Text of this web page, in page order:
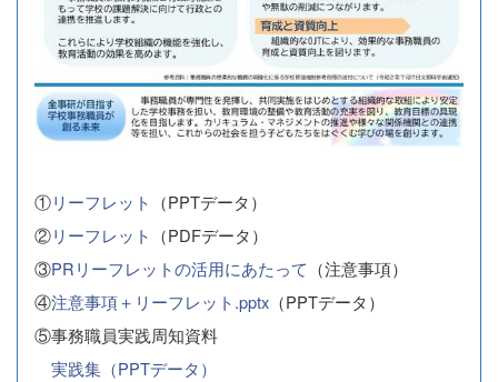
①リーフレット （PPTデータ）
②リーフレット （PDFデータ）
③PRリーフレットの活用にあたって （注意事項）
④注意事項＋リーフレット.pptx （PPTデータ）
⑤事務職員実践周知資料
実践集（PPTデータ）